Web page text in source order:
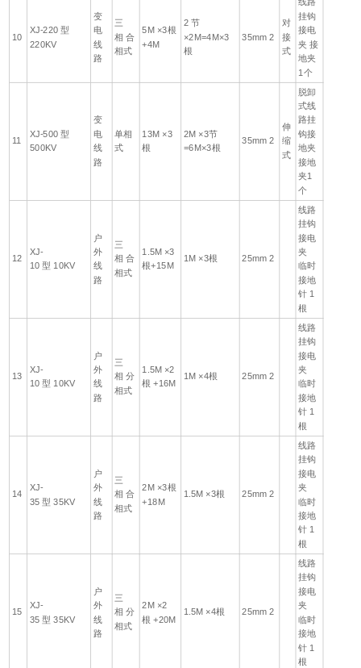
10
XJ-220 型
220KV
变
电
线
路
三
相 合
相式
5M ×3根
+4M
2 节
×2M=4M×3
根
35mm 2
对
接
式
挂钩
接电
夹 接
地夹
1个
11
XJ-500 型
500KV
变
电
线
路
单相
式
13M ×3
根
2M ×3节
=6M×3根
35mm 2
伸
缩
式
脱卸
式线
路挂
钩接
地夹
接地
夹1
个
12
XJ-
10 型 10KV
户
外
线
路
三
相 合
相式
1.5M ×3
根+15M
1M ×3根 25mm 2
线路
挂钩
接电
夹
临时
接地
针 1
根
13
XJ-
10 型 10KV
户
外
线
路
三
相 分
相式
1.5M ×2
根 +16M
1M ×4根 25mm 2
线路
挂钩
接电
夹
临时
接地
针 1
根
14
XJ-
35 型 35KV
户
外
线
路
三
相 合
相式
2M ×3根
+18M
1.5M ×3根 25mm 2
线路
挂钩
接电
夹
临时
接地
针 1
根
15
XJ-
35 型 35KV
户
外
线
路
三
相 分
相式
2M ×2
根 +20M
1.5M ×4根 25mm 2
线路
挂钩
接电
夹
临时
接地
针 1
根